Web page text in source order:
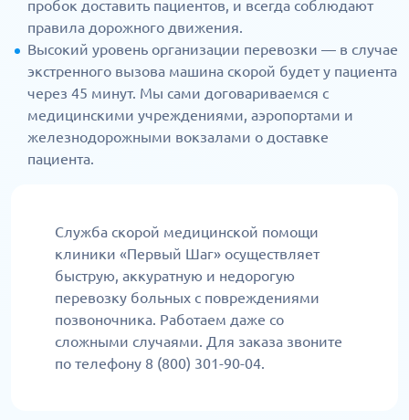
пробок доставить пациентов, и всегда соблюдают
правила дорожного движения.
Высокий уровень организации перевозки — в случае
экстренного вызова машина скорой будет у пациента
через 45 минут. Мы сами договариваемся с
медицинскими учреждениями, аэропортами и
железнодорожными вокзалами о доставке
пациента.
Служба скорой медицинской помощи
клиники «Первый Шаг» осуществляет
быструю, аккуратную и недорогую
перевозку больных с повреждениями
позвоночника. Работаем даже со
сложными случаями. Для заказа звоните
по телефону 8 (800) 301-90-04.